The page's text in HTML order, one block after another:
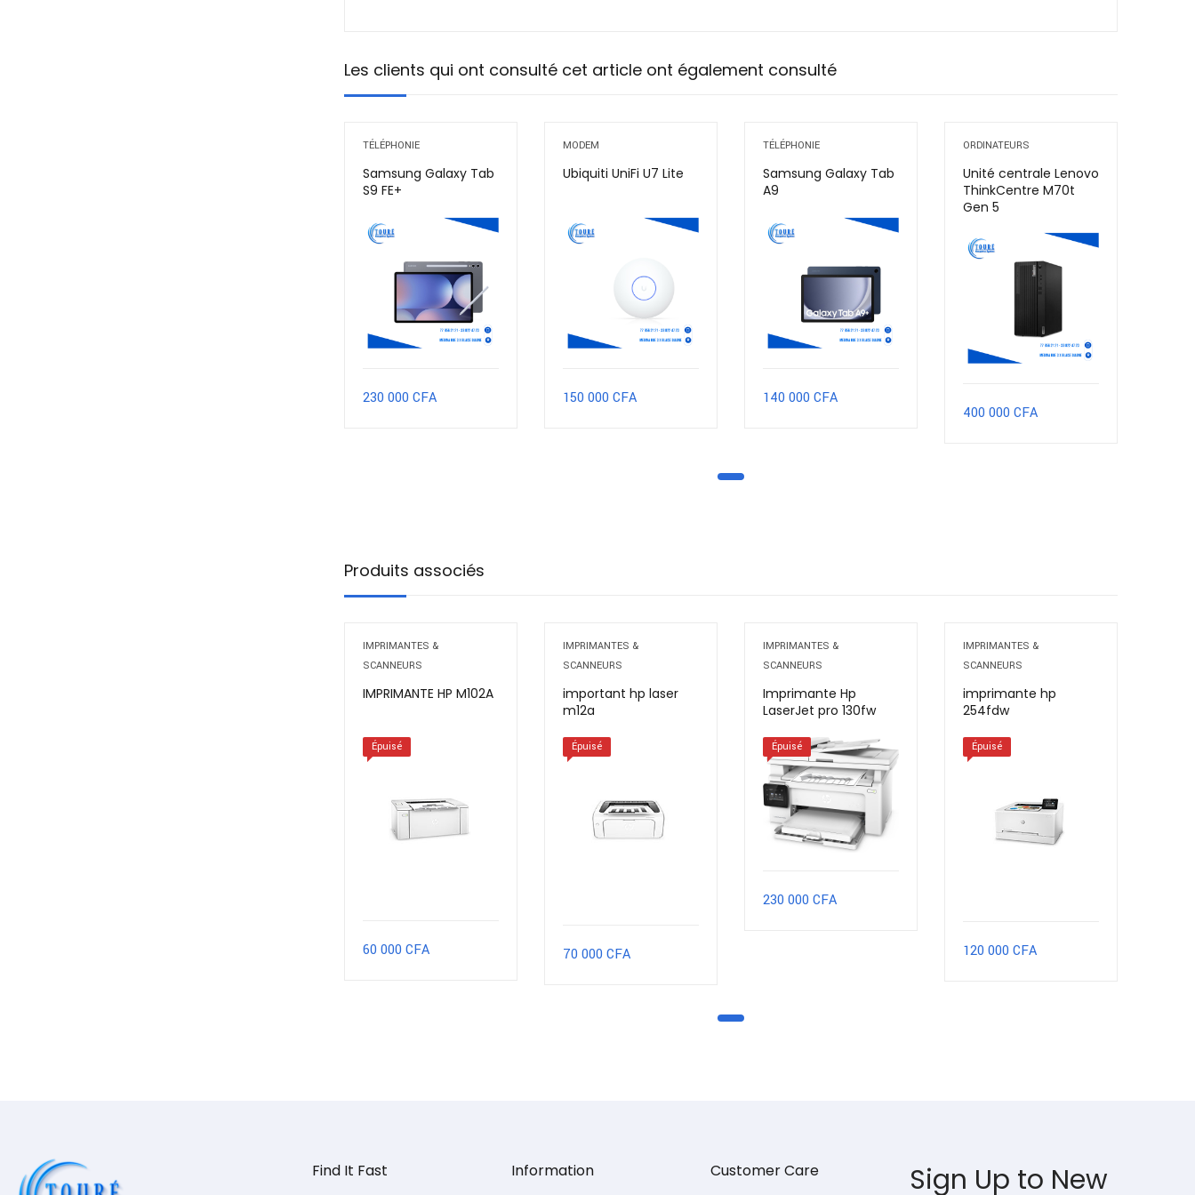
Les clients qui ont consulté cet article ont également consulté
TÉLÉPHONIE
Samsung Galaxy Tab
S9 FE+
230 000 CFA
MODEM
Ubiquiti UniFi U7 Lite
150 000 CFA
TÉLÉPHONIE
Samsung Galaxy Tab
A9
140 000 CFA
ORDINATEURS
Unité centrale Lenovo
ThinkCentre M70t
Gen 5
400 000 CFA
Produits associés
IMPRIMANTES &
SCANNEURS
IMPRIMANTE HP M102A
Épuisé
60 000 CFA
IMPRIMANTES &
SCANNEURS
important hp laser
m12a
Épuisé
70 000 CFA
IMPRIMANTES &
SCANNEURS
Imprimante Hp
LaserJet pro 130fw
Épuisé
230 000 CFA
IMPRIMANTES &
SCANNEURS
imprimante hp
254fdw
Épuisé
120 000 CFA
Find It Fast Information Customer Care Sign Up to New